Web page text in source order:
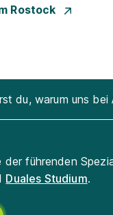
Rostock
du, warum uns bei
der führenden
Duales Studium.